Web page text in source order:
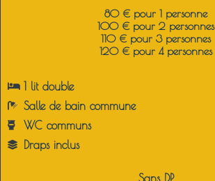
80 € pour 1 personne
100 € pour 2 personnes
110 € pour 3 personnes
120 € pour 4 personnes
1 lit double
Salle de bain commune
WC communs
Draps inclus
Sans DP